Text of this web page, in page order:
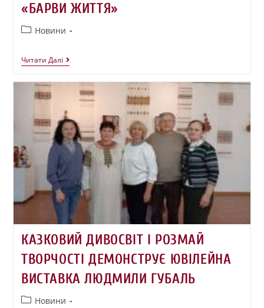
«БАРВИ ЖИТТЯ»
Новини
Читати Далі
КАЗКОВИЙ ДИВОСВІТ І РОЗМАЙ
ТВОРЧОСТІ ДЕМОНСТРУЄ ЮВІЛЕЙНА
ВИСТАВКА ЛЮДМИЛИ ГУБАЛЬ
Новини